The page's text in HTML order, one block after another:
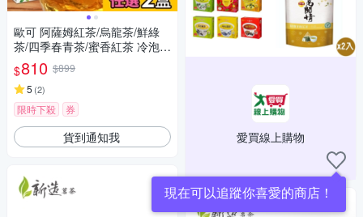
歐可 阿薩姆紅茶/烏龍茶/鮮綠
茶/四季春青茶/蜜香紅茶 冷泡茶
系列 任選2盒(30包盒)
$810 $899
5 (2)
限時下殺 券
貨到通知我 愛買線上購物
現在可以追蹤你喜愛的商店！